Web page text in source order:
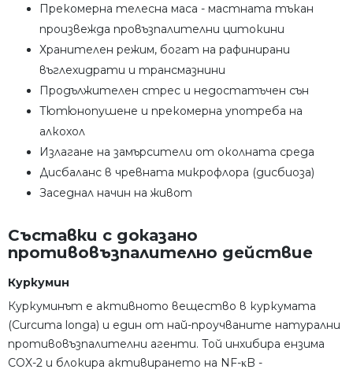
Прекомерна телесна маса - мастната тъкан
произвежда провъзпалителни цитокини
Хранителен режим, богат на рафинирани
въглехидрати и трансмазнини
Продължителен стрес и недостатъчен сън
Тютюнопушене и прекомерна употреба на
алкохол
Излагане на замърсители от околната среда
Дисбаланс в чревната микрофлора (дисбиоза)
Заседнал начин на живот
Съставки с доказано
противовъзпалително действие
Куркумин
Куркуминът е активното вещество в куркумата
(Curcuma longa) и един от най-проучваните натурални
противовъзпалителни агенти. Той инхибира ензима
COX-2 и блокира активирането на NF-κB -